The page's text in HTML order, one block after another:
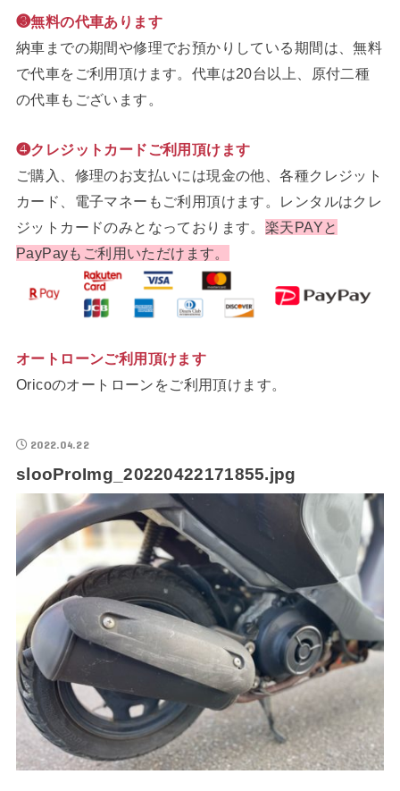
❸無料の代車あります
納車までの期間や修理でお預かりしている期間は、無料
で代車をご利用頂けます。代車は20台以上、原付二種
の代車もございます。
❹クレジットカードご利用頂けます
ご購入、修理のお支払いには現金の他、各種クレジット
カード、電子マネーもご利用頂けます。レンタルはクレ
ジットカードのみとなっております。 楽天PAYと
PayPayもご利用いただけます。
オートローンご利用頂けます
Oricoのオートローンをご利用頂けます。
2022.04.22
slooProImg_20220422171855.jpg